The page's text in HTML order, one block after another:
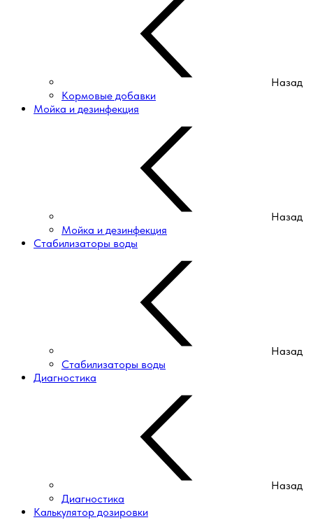
Назад
Кормовые добавки
Мойка и дезинфекция
Назад
Мойка и дезинфекция
Стабилизаторы воды
Назад
Стабилизаторы воды
Диагностика
Назад
Диагностика
Калькулятор дозировки